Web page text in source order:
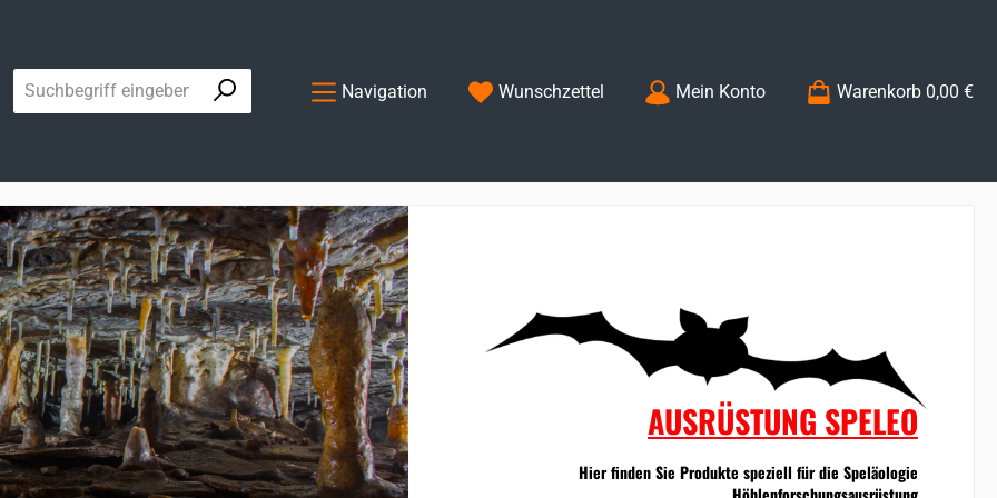
Navigation Wunschzettel Du hast 0 Produkte auf dem Merkzettel
Mein Konto Warenkorb 0,00 €
AUSRÜSTUNG SPELEO
Hier finden Sie Produkte speziell für die Speläologie